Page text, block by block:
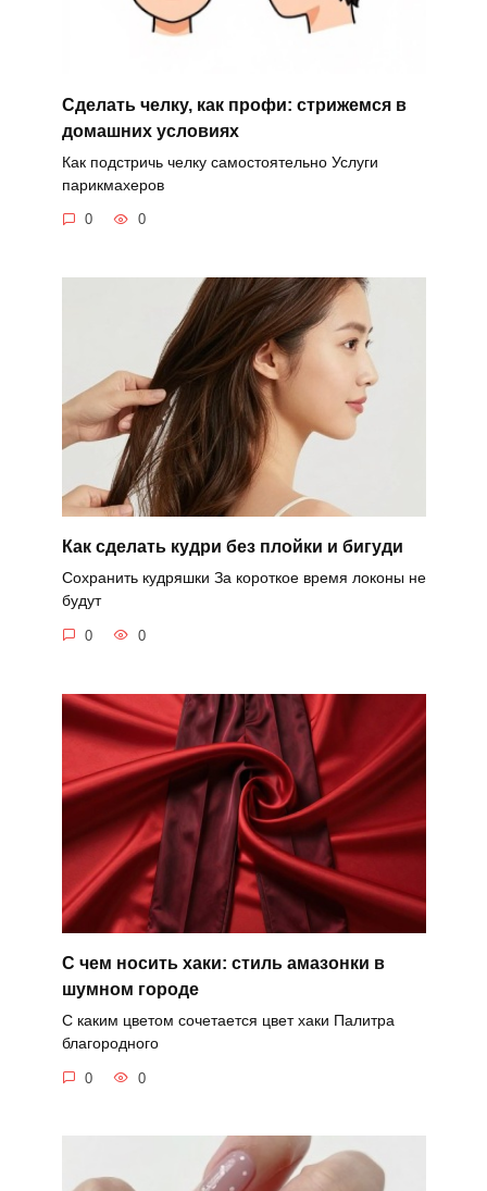
Сделать челку, как профи: стрижемся в
домашних условиях
Как подстричь челку самостоятельно Услуги
парикмахеров
0 0
Как сделать кудри без плойки и бигуди
Сохранить кудряшки За короткое время локоны не
будут
0 0
С чем носить хаки: стиль амазонки в
шумном городе
С каким цветом сочетается цвет хаки Палитра
благородного
0 0